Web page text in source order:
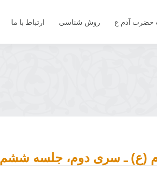
حضرت آدم ع روش شناسی ارتباط با ما
(ع) ـ سری دوم، جلسه ششم